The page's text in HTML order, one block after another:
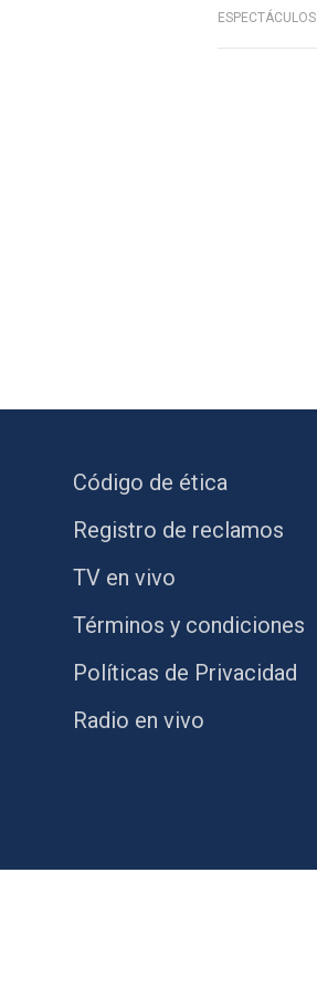
ESPECTÁCULOS
Código de ética
Registro de reclamos
TV en vivo
Términos y condiciones
Políticas de Privacidad
Radio en vivo